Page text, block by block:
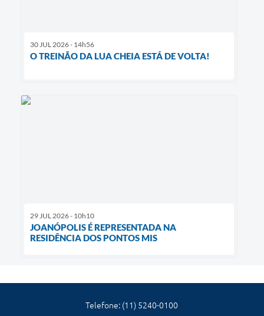
30 JUL 2026 - 14h56
O TREINÃO DA LUA CHEIA ESTÁ DE VOLTA!
29 JUL 2026 - 10h10
JOANÓPOLIS É REPRESENTADA NA
RESIDÊNCIA DOS PONTOS MIS
Telefone: (11) 5240-0100